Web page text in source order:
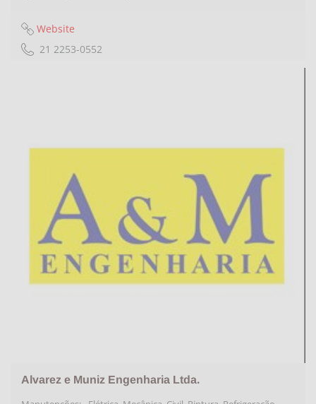
Website
21 2253-0552
Alvarez e Muniz Engenharia Ltda.